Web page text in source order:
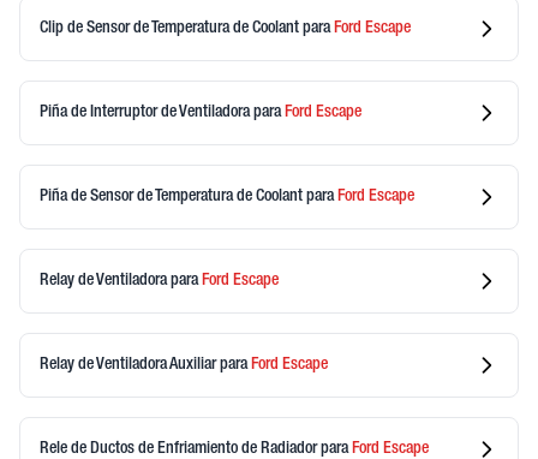
Clip de Sensor de Temperatura de Coolant para Ford Escape
Piña de Interruptor de Ventiladorapara Ford Escape
Piña de Sensor de Temperatura de Coolant para Ford Escape
Relay de Ventiladorapara Ford Escape
Relay de Ventiladora Auxiliarpara Ford Escape
Rele de Ductos de Enfriamiento de Radiadorpara Ford Escape